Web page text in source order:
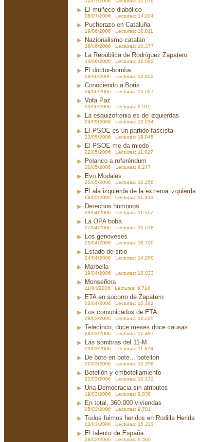
El muñeco diabólico
06/07/2006 Lecturas: 14.004
Pucherazo en Cataluña
19/06/2006 Lecturas: 10.011
Nazionalismo catalán
16/06/2006 Lecturas: 10.377
La República de Rodríguez Zapatero
14/06/2006 Lecturas: 10.092
El doctor-bomba
09/06/2006 Lecturas: 10.822
Conociendo a Boris
04/06/2006 Lecturas: 12.027
Vota Paz
03/06/2006 Lecturas: 9.911
La esquizofrenia es de izquierdas
24/05/2006 Lecturas: 10.034
El PSOE es un partido fascista
23/05/2006 Lecturas: 19.045
El PSOE me da miedo
22/05/2006 Lecturas: 11.027
Polanco a referéndum
20/05/2006 Lecturas: 9.277
Evo Modales
20/05/2006 Lecturas: 10.356
El ala izquierda de la extrema izquierda
08/05/2006 Lecturas: 11.354
Derechos humonos
29/04/2006 Lecturas: 11.517
La OPA boba
27/04/2006 Lecturas: 10.018
Los genoveses
25/04/2006 Lecturas: 16.790
Estado de sitio
24/04/2006 Lecturas: 14.280
Marbella
19/04/2006 Lecturas: 10.023
Monseñora
11/04/2006 Lecturas: 9.710
ETA en socorro de Zapatero
03/04/2006 Lecturas: 10.182
Los comunicados de ETA
28/03/2006 Lecturas: 12.225
Telecinco, doce meses doce causas
28/03/2006 Lecturas: 12.487
Las sombras del 11-M
23/03/2006 Lecturas: 11.628
De bote en bote... botellón
22/03/2006 Lecturas: 10.358
Botellón y embotellamiento
22/03/2006 Lecturas: 10.132
Una Democracia sin atributos
19/03/2006 Lecturas: 9.838
En total, 360.000 viviendas
05/03/2006 Lecturas: 9.701
Todos fuimos heridos en Rodilla Herida
03/03/2006 Lecturas: 15.223
El talento de España
28/02/2006 Lecturas: 9.560